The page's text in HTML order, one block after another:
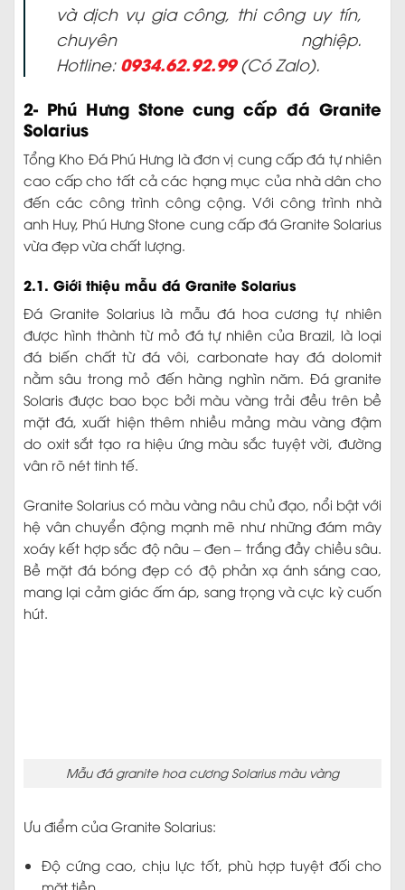
và dịch vụ gia công, thi công uy tín,
chuyên nghiệp.
Hotline: 0934.62.92.99(Có Zalo).
2- Phú Hưng Stone cung cấp đá Granite
Solarius
Tổng Kho Đá Phú Hưng là đơn vị cung cấp đá tự nhiên
cao cấp cho tất cả các hạng mục của nhà dân cho
đến các công trình công cộng. Với công trình nhà
anh Huy, Phú Hưng Stone cung cấp đá Granite Solarius
vừa đẹp vừa chất lượng.
2.1. Giới thiệu mẫu đá Granite Solarius
Đá Granite Solarius là mẫu đá hoa cương tự nhiên
được hình thành từ mỏ đá tự nhiên của Brazil, là loại
đá biến chất từ đá vôi, carbonate hay đá dolomit
nằm sâu trong mỏ đến hàng nghìn năm. Đá granite
Solaris được bao bọc bởi màu vàng trải đều trên bề
mặt đá, xuất hiện thêm nhiều mảng màu vàng đậm
do oxit sắt tạo ra hiệu ứng màu sắc tuyệt vời, đường
vân rõ nét tinh tế.
Granite Solarius có màu vàng nâu chủ đạo, nổi bật với
hệ vân chuyển động mạnh mẽ như những đám mây
xoáy kết hợp sắc độ nâu – đen – trắng đầy chiều sâu.
Bề mặt đá bóng đẹp có độ phản xạ ánh sáng cao,
mang lại cảm giác ấm áp, sang trọng và cực kỳ cuốn
hút.
Tính ổn định màu sắc, không bị bạc màu dưới tác